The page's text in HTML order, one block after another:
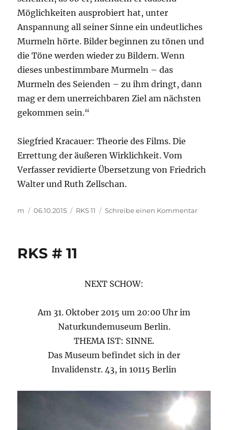
Möglichkeiten ausprobiert hat, unter
Anspannung all seiner Sinne ein undeutliches
Murmeln hörte. Bilder beginnen zu tönen und
die Töne werden wieder zu Bildern. Wenn
dieses unbestimmbare Murmeln – das
Murmeln des Seienden – zu ihm dringt, dann
mag er dem unerreichbaren Ziel am nächsten
gekommen sein.“
Siegfried Kracauer: Theorie des Films. Die
Errettung der äußeren Wirklichkeit. Vom
Verfasser revidierte Übersetzung von Friedrich
Walter und Ruth Zellschan.
Autor
m
Veröffentlicht
06.10.2015 Kategorien
RKS 11 Schreibe einen Kommentarzu
RKS # 11
NEXT SCHOW:
Am 31. Oktober 2015 um 20:00 Uhr im
Naturkundemuseum Berlin.
THEMA IST: SINNE.
Das Museum befindet sich in der
Invalidenstr. 43, in 10115 Berlin